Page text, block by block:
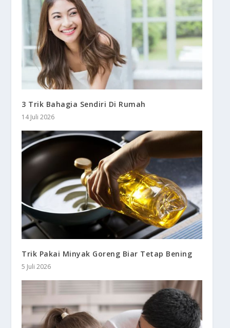
3 Trik Bahagia Sendiri Di Rumah
14 Juli 2026
Trik Pakai Minyak Goreng Biar Tetap Bening
5 Juli 2026